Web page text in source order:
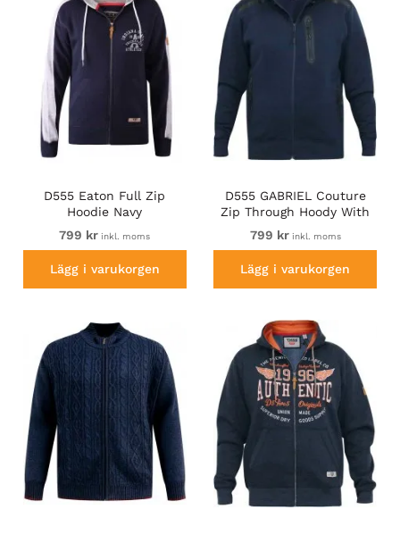
D555 Eaton Full Zip
Hoodie Navy
799 kr inkl. moms
Lägg i varukorgen
D555 GABRIEL Couture
Zip Through Hoody With
Reversible Zips Navy
799 krinkl. moms
Lägg i varukorgen